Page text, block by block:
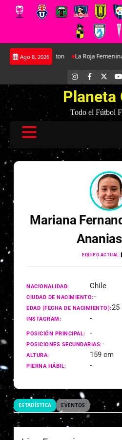
Saltar
Ago 8, 2026
La joya de Everton La Roja
INSTAGRAM
FACEBOOK
Planeta
Todo el Fútbol
Mariana
Ananias
EQUIPO ACTUAL:
NACIONALIDAD: Chile
CIUDAD DE NACIMIENTO:-
EDAD (FECHA DE NACIMIENTO):25
INSTAGRAM: -
POSICIÓN PRINCIPAL: -
POSICIONES SECUNDARIAS:-
ALTURA: 159 cm
PIERNA HÁBIL: -
ESTADÍSTICA EVENTOS